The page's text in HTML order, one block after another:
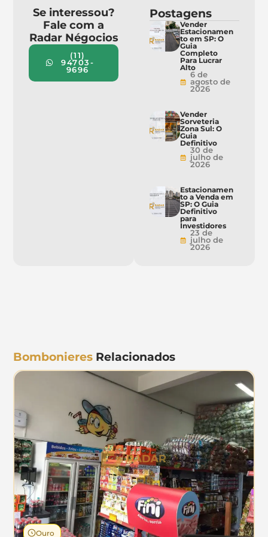
Se interessou?
Fale com a
Radar Négocios
(11)
94703-
9696
Postagens
Vender
Estacionamen
to em SP: O
Guia
Completo
Para Lucrar
Alto
6 de
agosto de
2026
Vender
Sorveteria
Zona Sul: O
Guia
Definitivo
30 de
julho de
2026
Estacionamen
to a Venda em
SP: O Guia
Definitivo
para
Investidores
23 de
julho de
2026
Bombonieres Relacionados
Ouro